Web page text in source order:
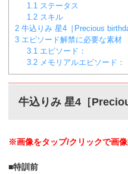
1.1 ステータス
1.2 スキル
2 牛込りみ 星4［Precious
3 エピソード解禁に必要な素材
3.1 エピソード：
3.2 メモリアルエピソード：
牛込りみ 星4［
※画像をタップ/クリックで画
■特訓前